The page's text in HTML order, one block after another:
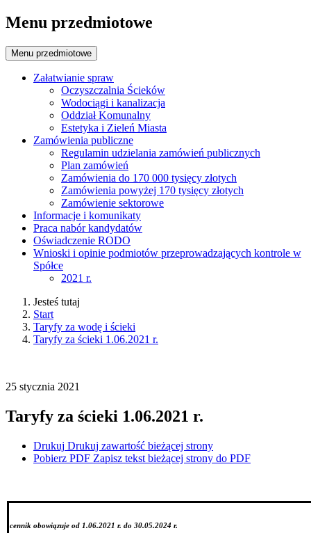
Menu przedmiotowe
Menu przedmiotowe
Załatwianie spraw
Oczyszczalnia Ścieków
Wodociągi i kanalizacja
Oddział Komunalny
Estetyka i Zieleń Miasta
Zamówienia publiczne
Regulamin udzielania zamówień publicznych
Plan zamówień
Zamówienia do 170 000 tysięcy złotych
Zamówienia powyżej 170 tysięcy złotych
Zamówienie sektorowe
Informacje i komunikaty
Praca nabór kandydatów
Oświadczenie RODO
Wnioski i opinie podmiotów przeprowadzających kontrole w
Spółce
2021 r.
Jesteś tutaj
Start
Taryfy za wodę i ścieki
Taryfy za ścieki 1.06.2021 r.
25 stycznia 2021
Taryfy za ścieki 1.06.2021 r.
Drukuj Drukuj zawartość bieżącej strony
Pobierz PDF Zapisz tekst bieżącej strony do PDF
cennik obowiązuje od 1.06.2021 r. do 30.05.2024 r.